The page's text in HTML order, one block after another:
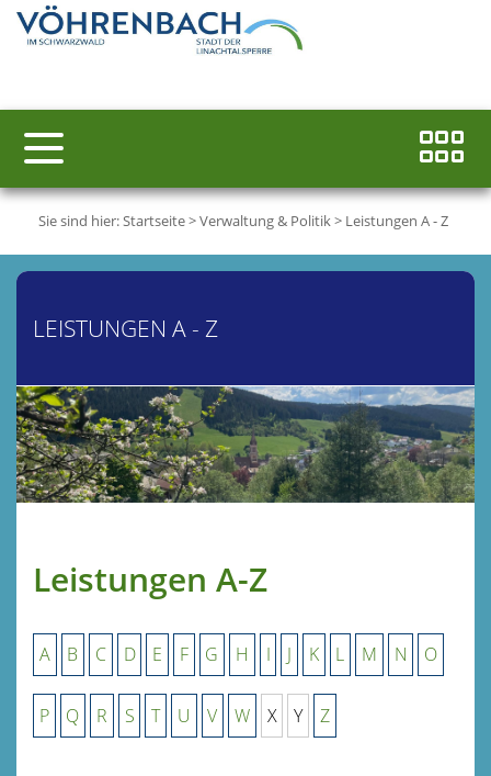
Sie sind hier:Startseite>Verwaltung & Politik> Leistungen A - Z
LEISTUNGEN A - Z
Leistungen A-Z
A B C D E F G H I J K L M N O
P Q R S T U V W X Y Z